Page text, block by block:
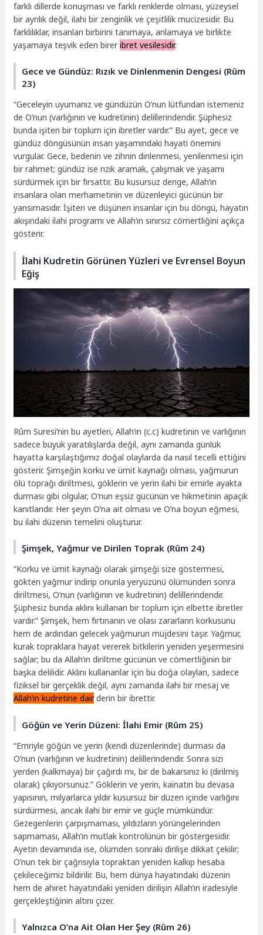
farklı dillerde konuşması ve farklı renklerde olması, yüzeysel
bir ayrılık değil, ilahi bir zenginlik ve çeşitlilik mucizesidir. Bu
farklılıklar, insanları birbirini tanımaya, anlamaya ve birlikte
yaşamaya teşvik eden bireribret vesilesidir.
Gece ve Gündüz: Rızık ve Dinlenmenin Dengesi (Rûm
23)
“Geceleyin uyumanız ve gündüzün O’nun lütfundan istemeniz
de O’nun (varlığının ve kudretinin) delillerindendir. Şüphesiz
bunda işiten bir toplum için ibretler vardır.” Bu ayet, gece ve
gündüz döngüsünün insan yaşamındaki hayati önemini
vurgular. Gece, bedenin ve zihnin dinlenmesi, yenilenmesi için
bir rahmet; gündüz ise rızık aramak, çalışmak ve yaşamı
sürdürmek için bir fırsattır. Bu kusursuz denge, Allah’ın
insanlara olan merhametinin ve düzenleyici gücünün bir
yansımasıdır. İşiten ve düşünen insanlar için bu döngü, hayatın
akışındaki ilahi programı ve Allah’ın sınırsız cömertliğini açıkça
gösterir.
İlahi Kudretin Görünen Yüzleri ve Evrensel Boyun
Eğiş
Rûm Suresi’nin bu ayetleri, Allah’ın (c.c) kudretinin ve varlığının
sadece büyük yaratılışlarda değil, aynı zamanda günlük
hayatta karşılaştığımız doğal olaylarda da nasıl tecelli ettiğini
gösterir. Şimşeğin korku ve ümit kaynağı olması, yağmurun
ölü toprağı diriltmesi, göklerin ve yerin ilahi bir emirle ayakta
durması gibi olgular, O’nun eşsiz gücünün ve hikmetinin apaçık
kanıtlarıdır. Her şeyin O’na ait olması ve O’na boyun eğmesi,
bu ilahi düzenin temelini oluşturur.
Şimşek, Yağmur ve Dirilen Toprak (Rûm 24)
“Korku ve ümit kaynağı olarak şimşeği size göstermesi,
gökten yağmur indirip onunla yeryüzünü ölümünden sonra
diriltmesi, O’nun (varlığının ve kudretinin) delillerindendir.
Şüphesiz bunda aklını kullanan bir toplum için elbette ibretler
vardır.” Şimşek, hem fırtınanın ve olası zararların korkusunu
hem de ardından gelecek yağmurun müjdesini taşır. Yağmur,
kurak topraklara hayat vererek bitkilerin yeniden yeşermesini
sağlar; bu da Allah’ın diriltme gücünün ve cömertliğinin bir
başka delilidir. Aklını kullananlar için bu doğa olayları, sadece
fiziksel bir gerçeklik değil, aynı zamanda ilahi bir mesaj ve
Allah’ın kudretine dairderin bir ibrettir.
Göğün ve Yerin Düzeni: İlahi Emir (Rûm 25)
“Emriyle göğün ve yerin (kendi düzenlerinde) durması da
O’nun (varlığının ve kudretinin) delillerindendir. Sonra sizi
yerden (kalkmaya) bir çağırdı mı, bir de bakarsınız ki (dirilmiş
olarak) çıkıyorsunuz.” Göklerin ve yerin, kainatın bu devasa
yapısının, milyarlarca yıldır kusursuz bir düzen içinde varlığını
sürdürmesi, ancak ilahi bir emir ve güçle mümkündür.
Gezegenlerin çarpışmaması, yıldızların yörüngelerinden
sapmaması, Allah’ın mutlak kontrolünün bir göstergesidir.
Ayetin devamında ise, ölümden sonraki dirilişe dikkat çekilir;
O’nun tek bir çağrısıyla topraktan yeniden kalkıp hesaba
çekileceğimiz bildirilir. Bu, hem dünya hayatındaki düzenin
hem de ahiret hayatındaki yeniden dirilişin Allah’ın iradesiyle
gerçekleştiğinin altını çizer.
Yalnızca O’na Ait Olan Her Şey (Rûm 26)